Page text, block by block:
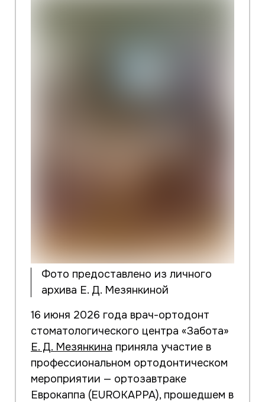
Фото предоставлено из личного
архива Е. Д. Мезянкиной
16 июня 2026 года врач-ортодонт
стоматологического центра «Забота»
Е. Д. Мезянкина приняла участие в
профессиональном ортодонтическом
мероприятии — ортозавтраке
Еврокаппа (EUROKAPPA), прошедшем в